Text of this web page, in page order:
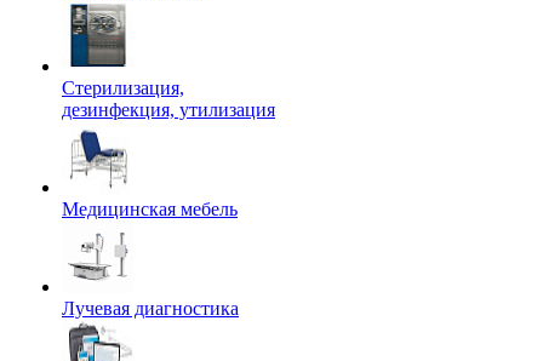
Стерилизация,
дезинфекция, утилизация
Медицинская мебель
Лучевая диагностика